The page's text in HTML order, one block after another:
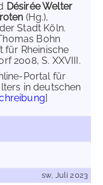
Désirée Welter
(Hg.),
Stadt Köln.
Bohn
für Rheinische
2008, S. XXVIII.
Portal für
in deutschen
]
sw, Juli 2023